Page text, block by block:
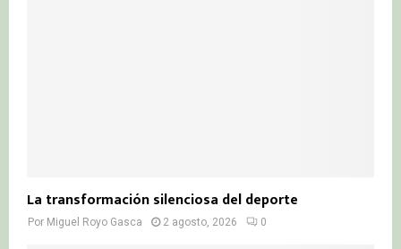
La transformación silenciosa del deporte
Por Miguel Royo Gasca 2 agosto, 2026 0